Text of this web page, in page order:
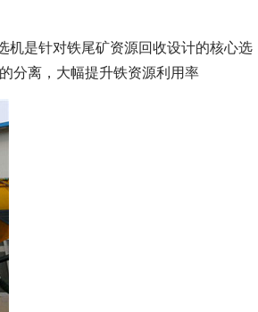
机是针对铁尾矿资源回收设计的核心选
分离，大幅提升铁资源利用率